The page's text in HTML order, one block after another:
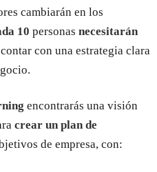
cambiarán en los
10 personas necesitarán
con una estrategia clara
encontrarás una visión
crear un plan de
de empresa, con: